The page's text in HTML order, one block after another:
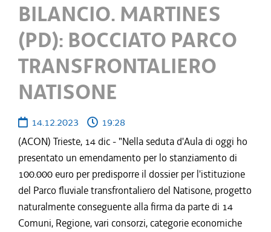
BILANCIO. MARTINES
(PD): BOCCIATO PARCO
TRANSFRONTALIERO
NATISONE
14.12.2023
19:28
(ACON) Trieste, 14 dic - "Nella seduta d'Aula di oggi ho
presentato un emendamento per lo stanziamento di
100.000 euro per predisporre il dossier per l'istituzione
del Parco fluviale transfrontaliero del Natisone, progetto
naturalmente conseguente alla firma da parte di 14
Comuni, Regione, vari consorzi, categorie economiche